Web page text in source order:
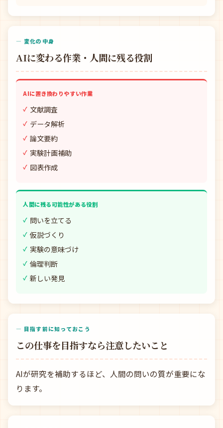
— 変化の中身
AIに変わる作業・人間に残る役割
AIに置き換わりやすい作業
文献調査
データ解析
論文要約
実験計画補助
図表作成
人間に残る可能性がある役割
問いを立てる
仮説づくり
実験の意味づけ
倫理判断
新しい発見
— 目指す前に知っておこう
この仕事を目指すなら注意したいこと
AIが研究を補助するほど、人間の問いの質が重要にな
ります。